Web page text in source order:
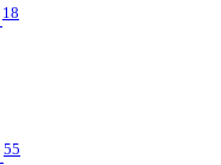
18
55